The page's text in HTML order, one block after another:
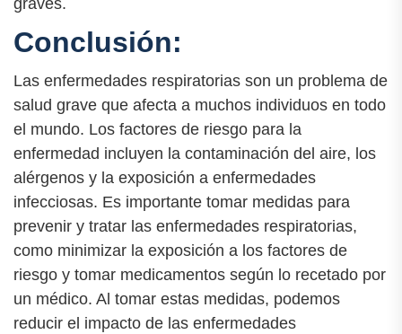
graves.
Conclusión:
Las enfermedades respiratorias son un problema de
salud grave que afecta a muchos individuos en todo
el mundo. Los factores de riesgo para la
enfermedad incluyen la contaminación del aire, los
alérgenos y la exposición a enfermedades
infecciosas. Es importante tomar medidas para
prevenir y tratar las enfermedades respiratorias,
como minimizar la exposición a los factores de
riesgo y tomar medicamentos según lo recetado por
un médico. Al tomar estas medidas, podemos
reducir el impacto de las enfermedades